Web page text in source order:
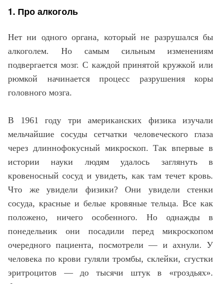
1. Про алкоголь
Нет ни одного органа, который не разрушался бы
алкоголем. Но самым сильным изменениям
подвергается мозг. С каждой принятой кружкой или
рюмкой начинается процесс разрушения коры
головного мозга.
В 1961 году три американских физика изучали
мельчайшие сосуды сетчатки человеческого глаза
через длиннофокусный микроскоп. Так впервые в
истории науки людям удалось заглянуть в
кровеносный сосуд и увидеть, как там течет кровь.
Что же увидели физики? Они увидели стенки
сосуда, красные и белые кровяные тельца. Все как
положено, ничего особенного. Но однажды в
понедельник они посадили перед микроскопом
очередного пациента, посмотрели — и ахнули. У
человека по крови гуляли тромбы, склейки, сгустки
эритроцитов — до тысячи штук в «гроздьях».